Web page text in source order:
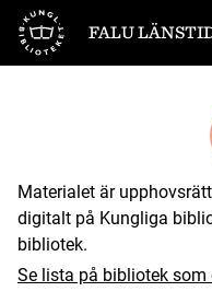
Till startsidan
FALU
Materialet är
digitalt på Kungliga
bibliotek.
Se lista på bibliotek